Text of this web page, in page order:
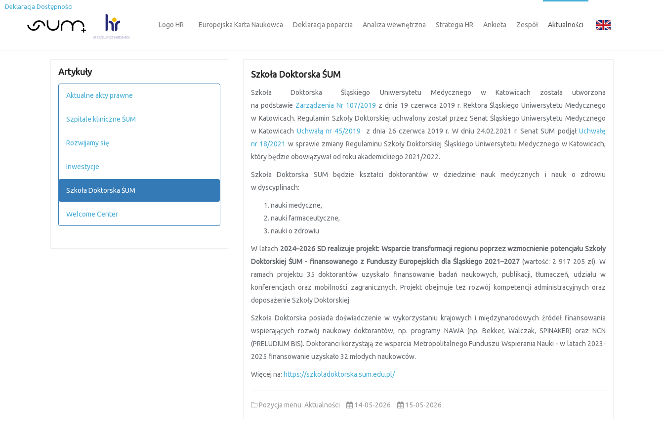
Deklaracja Dostępności
Logo HR Europejska Karta Naukowca Deklaracja poparcia Analiza wewnętrzna Strategia HR Ankieta Zespół Aktualności
Artykuły
Aktualne akty prawne
Szpitale kliniczne ŚUM
Rozwijamy się
Inwestycje
Szkoła Doktorska ŚUM
Welcome Center
Szkoła Doktorska ŚUM
Szkoła Doktorska Śląskiego Uniwersytetu Medycznego w Katowicach została utworzona
na podstawie Zarządzenia Nr 107/2019 z dnia 19 czerwca 2019 r. Rektora Śląskiego Uniwersytetu Medycznego
w Katowicach. Regulamin Szkoły Doktorskiej uchwalony został przez Senat Śląskiego Uniwersytetu Medycznego
w Katowicach Uchwałą nr 45/2019 z dnia 26 czerwca 2019 r. W dniu 24.02.2021 r. Senat SUM podjąłUchwałę
nr 18/2021 w sprawie zmiany Regulaminu Szkoły Doktorskiej Śląskiego Uniwersytetu Medycznego w Katowicach,
który będzie obowiązywał od roku akademickiego 2021/2022.
Szkoła Doktorska SUM będzie kształci doktorantów w dziedzinie nauk medycznych i nauk o zdrowiu
w dyscyplinach:
nauki medyczne,
nauki farmaceutyczne,
nauki o zdrowiu
W latach 2024–2026 SD realizuje projekt: Wsparcie transformacji regionu poprzez wzmocnienie potencjału Szkoły
Doktorskiej ŚUM - finansowanego z Funduszy Europejskich dla Śląskiego 2021–2027 (wartość: 2 917 205 zł). W
ramach projektu 35 doktorantów uzyskało finansowanie badań naukowych, publikacji, tłumaczeń, udziału w
konferencjach oraz mobilności zagranicznych. Projekt obejmuje też rozwój kompetencji administracyjnych oraz
doposażenie Szkoły Doktorskiej
Szkoła Doktorska posiada doświadczenie w wykorzystaniu krajowych i międzynarodowych źródeł finansowania
wspierających rozwój naukowy doktorantów, np. programy NAWA (np. Bekker, Walczak, SPINAKER) oraz NCN
(PRELUDIUM BIS). Doktoranci korzystają ze wsparcia Metropolitalnego Funduszu Wspierania Nauki - w latach 2023-
2025 finansowanie uzyskało 32 młodych naukowców.
Więcej na: https://szkoladoktorska.sum.edu.pl/
Pozycja menu: Aktualności 14-05-2026 15-05-2026